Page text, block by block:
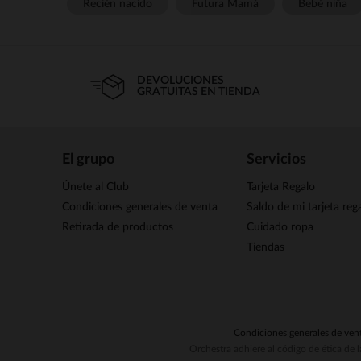
DEVOLUCIONES
GRATUITAS EN TIENDA
El grupo
Únete al Club
Condiciones generales de venta
Retirada de productos
Servicios
Tarjeta Regalo
Saldo de mi tarjeta
Cuidado ropa
Tiendas
Condiciones generales de